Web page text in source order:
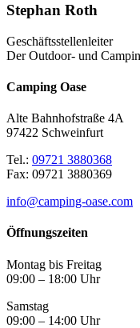
Stephan Roth
Geschäftsstellenleiter
Der Outdoor- und
Camping Oase
Alte Bahnhofstraße 4A
97422 Schweinfurt
Tel.: 09721 3880368
Fax: 09721 3880369
info@camping-oase.com
Öffnungszeiten
Montag bis Freitag
09:00 – 18:00 Uhr
Samstag
09:00 – 14:00 Uhr